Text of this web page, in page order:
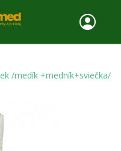
/medík +medník+sviečka/